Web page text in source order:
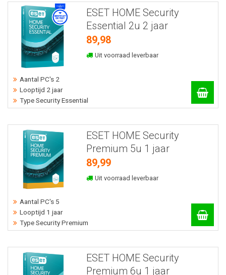
ESET HOME Security
Essential 2u 2 jaar
89,98
Uit voorraad leverbaar
Aantal PC's 2
Looptijd 2 jaar
Type Security Essential
ESET HOME Security
Premium 5u 1 jaar
89,99
Uit voorraad leverbaar
Aantal PC's 5
Looptijd 1 jaar
Type Security Premium
ESET HOME Security
Premium 6u 1 jaar